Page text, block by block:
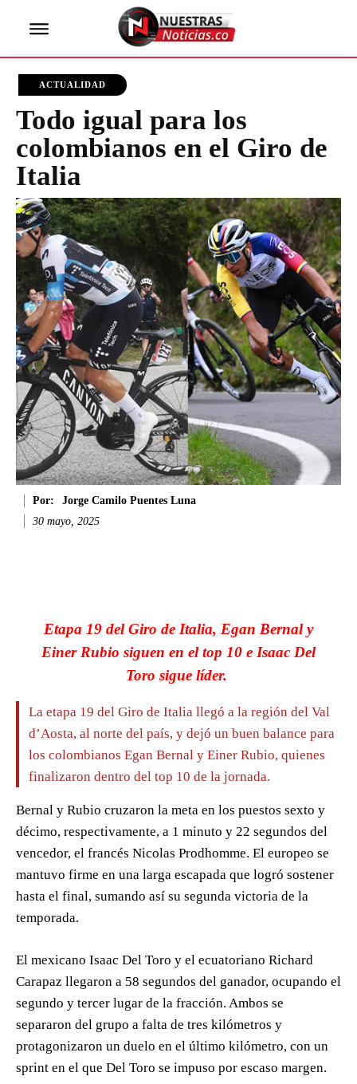
ACTUALIDAD
Todo igual para los
colombianos en el Giro de
Italia
Por:
Jorge Camilo Puentes Luna
30 mayo, 2025
Etapa 19 del Giro de Italia, Egan Bernal y
Einer Rubio siguen en el top 10 e Isaac Del
Toro sigue líder.
La etapa 19 del Giro de Italia llegó a la región del Val
d’Aosta, al norte del país, y dejó un buen balance para
los colombianos Egan Bernal y Einer Rubio, quienes
finalizaron dentro del top 10 de la jornada.
Bernal y Rubio cruzaron la meta en los puestos sexto y
décimo, respectivamente, a 1 minuto y 22 segundos del
vencedor, el francés Nicolas Prodhomme. El europeo se
mantuvo firme en una larga escapada que logró sostener
hasta el final, sumando así su segunda victoria de la
temporada.
El mexicano Isaac Del Toro y el ecuatoriano Richard
Carapaz llegaron a 58 segundos del ganador, ocupando el
segundo y tercer lugar de la fracción. Ambos se
separaron del grupo a falta de tres kilómetros y
protagonizaron un duelo en el último kilómetro, con un
sprint en el que Del Toro se impuso por escaso margen.